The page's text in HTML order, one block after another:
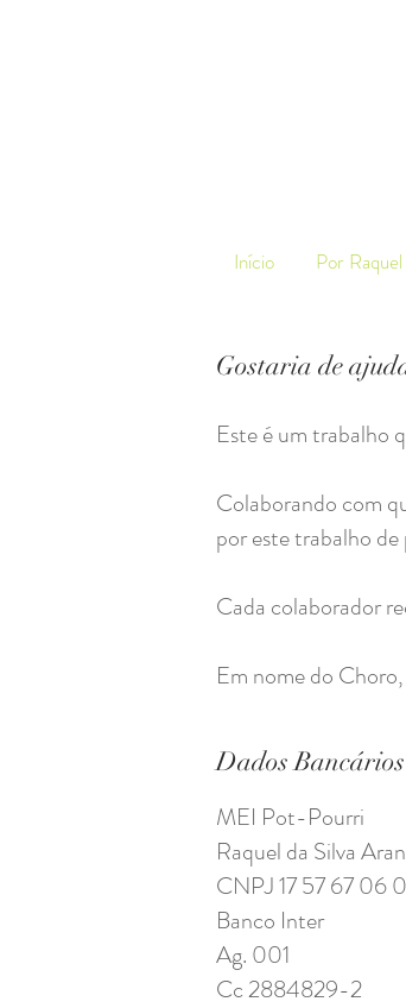
Início Por
Gostaria de
Este é um trabalho
Colaborando com
por este trabalho de
Cada colaborador
Em nome do
Dados Bancários
MEI Pot-Pourri
Raquel da Silva
CNPJ 17 57 67 06
Banco Inter
Ag. 001
Cc 2884829-2